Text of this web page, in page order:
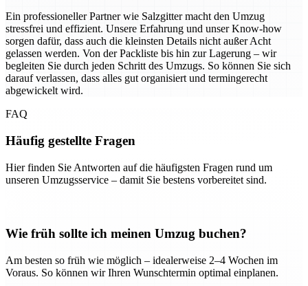
Ein professioneller Partner wie Salzgitter macht den Umzug
stressfrei und effizient. Unsere Erfahrung und unser Know-how
sorgen dafür, dass auch die kleinsten Details nicht außer Acht
gelassen werden. Von der Packliste bis hin zur Lagerung – wir
begleiten Sie durch jeden Schritt des Umzugs. So können Sie sich
darauf verlassen, dass alles gut organisiert und termingerecht
abgewickelt wird.
FAQ
Häufig gestellte Fragen
Hier finden Sie Antworten auf die häufigsten Fragen rund um
unseren Umzugsservice – damit Sie bestens vorbereitet sind.
Wie früh sollte ich meinen Umzug buchen?
Am besten so früh wie möglich – idealerweise 2–4 Wochen im
Voraus. So können wir Ihren Wunschtermin optimal einplanen.